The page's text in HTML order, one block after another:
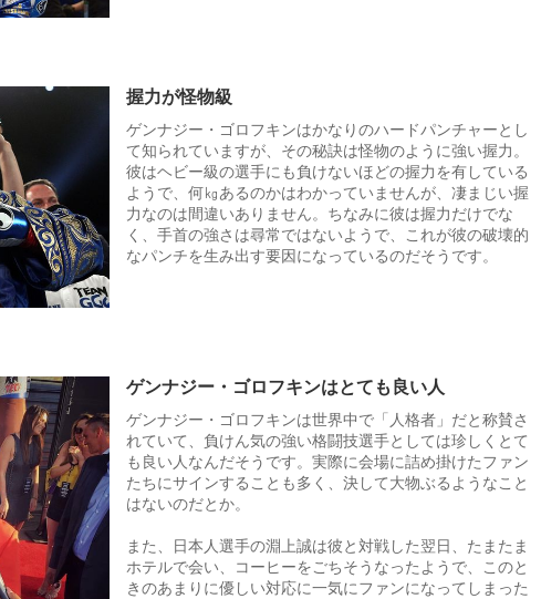
握力が怪物級
ゲンナジー・ゴロフキンはかなりのハードパンチャーとし
て知られていますが、その秘訣は怪物のように強い握力。
彼はヘビー級の選手にも負けないほどの握力を有している
ようで、何㎏あるのかはわかっていませんが、凄まじい握
力なのは間違いありません。ちなみに彼は握力だけでな
く、手首の強さは尋常ではないようで、これが彼の破壊的
なパンチを生み出す要因になっているのだそうです。
ゲンナジー・ゴロフキンはとても良い人
ゲンナジー・ゴロフキンは世界中で「人格者」だと称賛さ
れていて、負けん気の強い格闘技選手としては珍しくとて
も良い人なんだそうです。実際に会場に詰め掛けたファン
たちにサインすることも多く、決して大物ぶるようなこと
はないのだとか。
また、日本人選手の淵上誠は彼と対戦した翌日、たまたま
ホテルで会い、コーヒーをごちそうなったようで、このと
きのあまりに優しい対応に一気にファンになってしまった